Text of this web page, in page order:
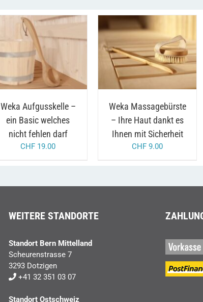
IN DEN WARENKORB
DETAILS
Weka Aufgusskelle –
ein Basic welches
nicht fehlen darf
CHF 19.00
IN DEN WARENKORB /
DETAILS
Weka Massagebürste
– Ihre Haut dankt es
Ihnen mit Sicherheit
CHF 9.00
WEITERE STANDORTE
Standort Bern Mittelland
Scheurenstrasse 7
3293 Dotzigen
+41 32 351 03 07
Standort Ostschweiz